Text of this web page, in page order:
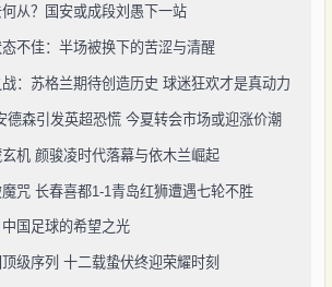
从？国安或成段刘愚下一站
不佳：半场被换下的苦涩与清醒
：苏格兰期待创造历史 球迷狂欢才是真动力
德森引发英超恐慌 今夏转会市场或迎涨价潮
机 颜骏凌时代落幕与依木兰崛起
咒 长春喜都1-1青岛红狮遭遇七轮不胜
国足球的希望之光
级序列 十二载蛰伏终迎荣耀时刻